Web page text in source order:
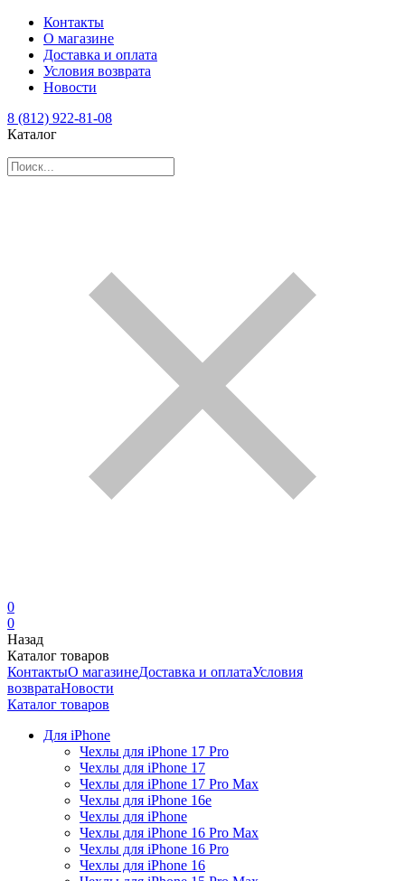
Контакты
О магазине
Доставка и оплата
Условия возврата
Новости
8 (812) 922-81-08
Каталог
0
0
Назад
Каталог товаров
КонтактыО магазинеДоставка и оплатаУсловия
возвратаНовости
Каталог товаров
Для iPhone
Чехлы для iPhone 17 Pro
Чехлы для iPhone 17
Чехлы для iPhone 17 Pro Max
Чехлы для iPhone 16e
Чехлы для iPhone
Чехлы для iPhone 16 Pro Max
Чехлы для iPhone 16 Pro
Чехлы для iPhone 16